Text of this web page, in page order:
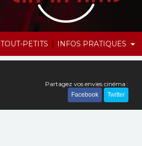
TOUT-PETITS | INFOS PRATIQUES
Partagez vos envies cinéma :
Facebook Twitter